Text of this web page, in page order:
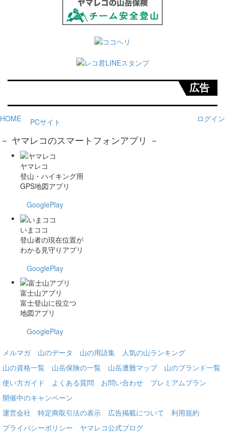
広告
HOME ログイン
PCサイト
－ ヤマレコのスマートフォンアプリ －
ヤマレコ
登山・ハイキング用
GPS地図アプリ
GooglePlay
いまココ
登山者の現在位置が
わかる見守りアプリ
GooglePlay
富士山アプリ
富士登山に役立つ
地図アプリ
GooglePlay
メルマガ 山のデータ 山の用語集
人気の山ランキング
山の資格一覧
山岳保険の一覧 山岳遭難マップ
山のブランド一覧
使い方ガイド
よくある質問 お問い合わせ
プレミアムプラン
開催中のキャンペーン
運営会社
特定商取引法の表示 広告掲載について
利用規約
プライバシーポリシー
ヤマレコ公式ブログ